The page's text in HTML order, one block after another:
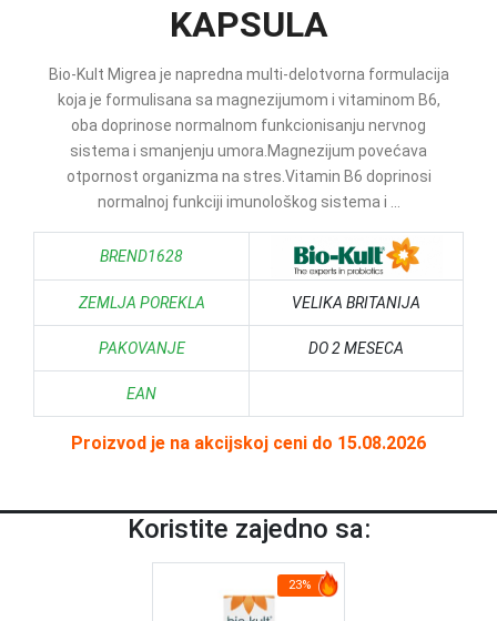
KAPSULA
Bio-Kult Migrea je napredna multi-delotvorna formulacija
koja je formulisana sa magnezijumom i vitaminom B6,
oba doprinose normalnom funkcionisanju nervnog
sistema i smanjenju umora.Magnezijum povećava
otpornost organizma na stres.Vitamin B6 doprinosi
normalnoj funkciji imunološkog sistema i ...
BREND1628
ZEMLJA POREKLA VELIKA BRITANIJA
PAKOVANJE DO 2 MESECA
EAN
Proizvod je na akcijskoj ceni do 15.08.2026
Koristite zajedno sa:
23%